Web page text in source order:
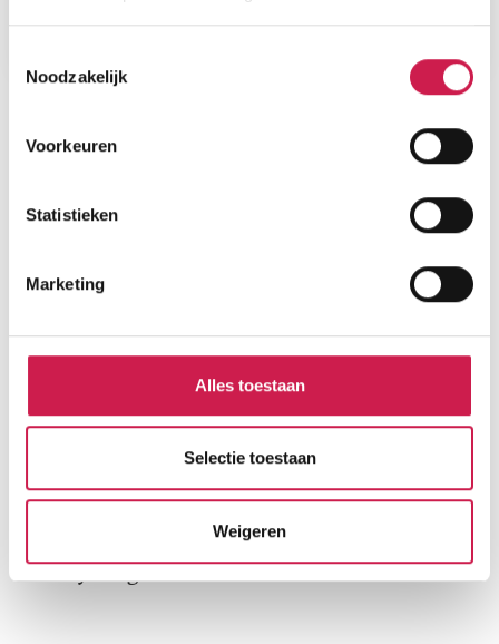
Noodzakelijk
Voorkeuren
Statistieken
Marketing
Alles toestaan
Selectie toestaan
Weigeren
Cijfers voor de wijk
Gehuwd
Gescheiden
Leeftijd in gemeente